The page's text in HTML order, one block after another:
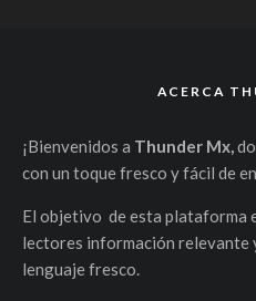
ACERCA
¡Bienvenidos a Thunder Mx,
con un toque fresco y fácil de
El objetivo de esta plataforma
lectores información relevante
lenguaje fresco.